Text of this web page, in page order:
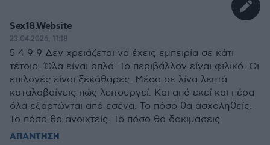
Sex18.Website
23.04.2026, 11:18
5 4 9 9 Δεν χρειάζεται να έχεις εμπειρία σε κάτι
τέτοιο. Όλα είναι απλά. Το περιβάλλον είναι φιλικό. Οι
επιλογές είναι ξεκάθαρες. Μέσα σε λίγα λεπτά
καταλαβαίνεις πώς λειτουργεί. Και από εκεί και πέρα
όλα εξαρτώνται από εσένα. Το πόσο θα ασχοληθείς.
Το πόσο θα ανοιχτείς. Το πόσο θα δοκιμάσεις.
ΑΠΑΝΤΗΣΗ